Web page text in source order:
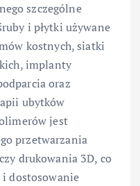
szczególne
i płytki używane
kostnych, siatki
implanty
oraz
ubytków
jest
przetwarzania
drukowania 3D, co
dostosowanie